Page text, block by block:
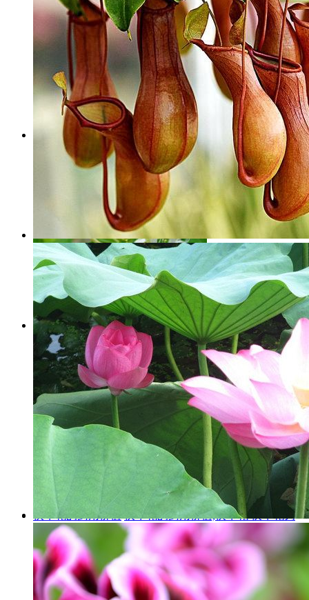
金银花的药用价值
金银花的药用价值,金银花，为中药材
和植物的统称。植物金银花又名忍冬，为忍冬科多年生
半常绿缠绕木质藤本植物。金银花一名出自《本...
吴迈的药用价值 吴迈的药用价值,乌麦 释名火麻、黄
麻、汉麻。雄者牡麻，雌者名苴麻、苎麻。花名麻麻
勃。麻勃即大麻的花。 气味麻勃：辛、温、无毒。 ...
花与健康 413
伏牛花的药用价值
伏牛花的药用价值,伏牛花 伏牛花为
茜草科植物虎刺的花。 功能主治：祛风除湿，舒筋止
痛。治风湿痹痛，头痛，四肢拘挛。①《开宝本草》：
疗...
花与健康 412